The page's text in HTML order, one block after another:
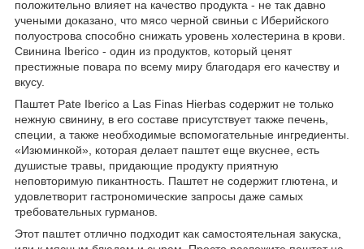
положительно влияет на качество продукта - не так давно
учеными доказано, что мясо черной свиньи с Иберийского
полуострова способно снижать уровень холестерина в крови.
Свинина Iberico - один из продуктов, который ценят
престижные повара по всему миру благодаря его качеству и
вкусу.
Паштет Pate Iberico a Las Finas Hierbas содержит не только
нежную свинину, в его составе присутствует также печень,
специи, а также необходимые вспомогательные ингредиенты.
«Изюминкой», которая делает паштет еще вкуснее, есть
душистые травы, придающие продукту приятную
неповторимую пикантность. Паштет не содержит глютена, и
удовлетворит гастрономические запросы даже самых
требовательных гурманов.
Этот паштет отлично подходит как самостоятельная закуска,